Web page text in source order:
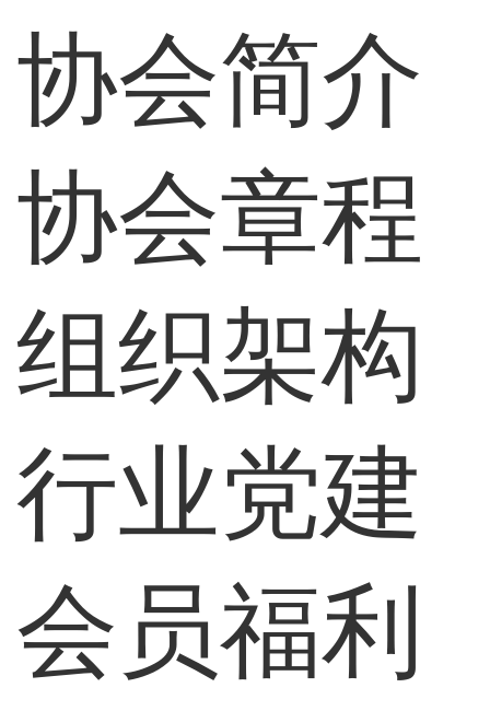
协会简介
协会章程
组织架构
行业党建
会员福利